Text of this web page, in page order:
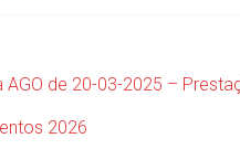
AGO de 20-03-2025 –
2026